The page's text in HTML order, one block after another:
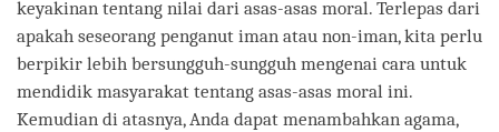
keyakinan tentang nilai dari asas-asas moral. Terlepas dari
apakah seseorang penganut iman atau non-iman, kita perlu
berpikir lebih bersungguh-sungguh mengenai cara untuk
mendidik masyarakat tentang asas-asas moral ini.
Kemudian di atasnya, Anda dapat menambahkan agama,